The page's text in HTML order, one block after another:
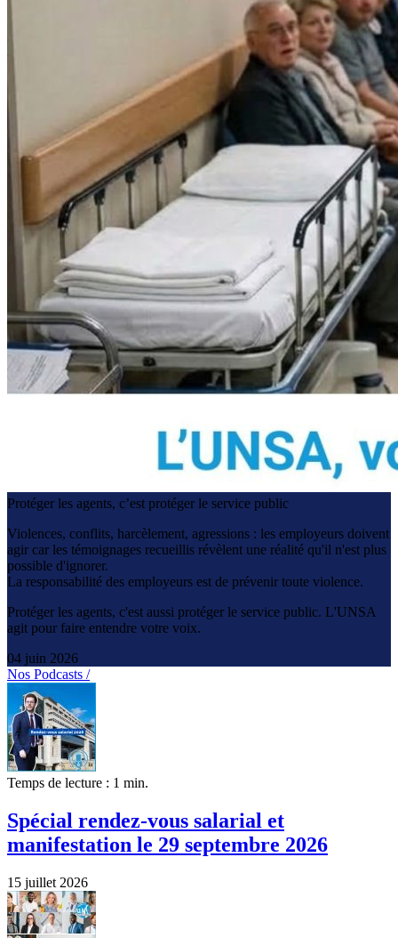
Protéger les agents, c’est protéger le service public
Violences, conflits, harcèlement, agressions : les employeurs doivent
agir car les témoignages recueillis révèlent une réalité qu'il n'est plus
possible d'ignorer.
La responsabilité des employeurs est de prévenir toute violence.
Protéger les agents, c'est aussi protéger le service public. L'UNSA
agit pour faire entendre votre voix.
04 juin 2026
Nos Podcasts /
Temps de lecture : 1 min.
Spécial rendez-vous salarial et
manifestation le 29 septembre 2026
15 juillet 2026